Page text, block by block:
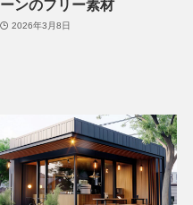
ーンのフリー素材
2026年3月8日